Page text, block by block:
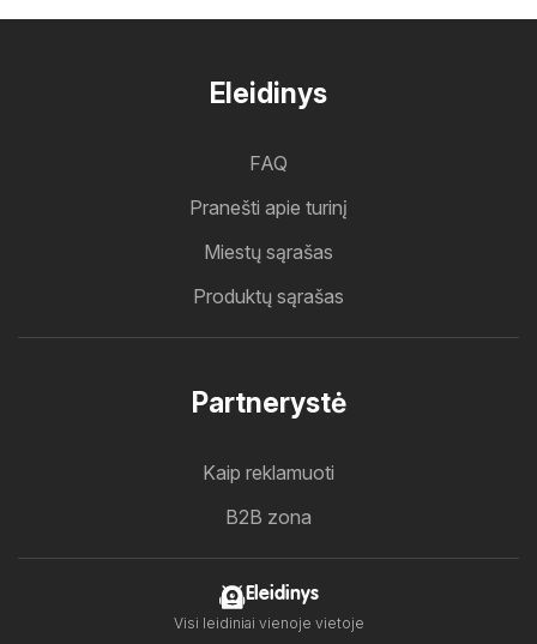
Eleidinys
FAQ
Pranešti apie turinį
Miestų sąrašas
Produktų sąrašas
Partnerystė
Kaip reklamuoti
B2B zona
Eleidinys
Visi leidiniai vienoje vietoje